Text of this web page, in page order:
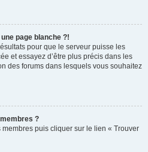
page blanche ?!
pour que le serveur puisse les
et essayez d’être plus précis dans les
des forums dans lesquels vous souhaitez
?
puis cliquer sur le lien « Trouver